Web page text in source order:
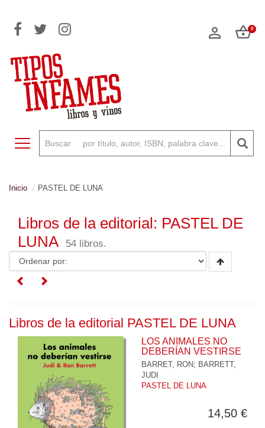
0
Toggle navigation
Inicio PASTEL DE LUNA
Libros de la editorial: PASTEL DE
LUNA
54 libros.
Libros de la editorial PASTEL DE LUNA
LOS ANIMALES NO
DEBERÍAN VESTIRSE
BARRET, RON ; BARRETT,
JUDI
PASTEL DE LUNA
14,50 €